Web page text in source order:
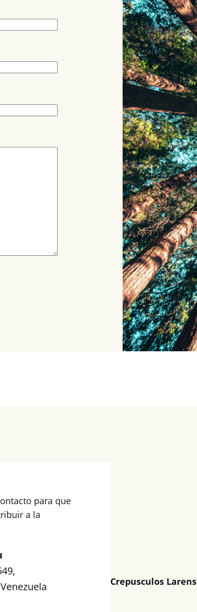
para que
a la
Crepusculos